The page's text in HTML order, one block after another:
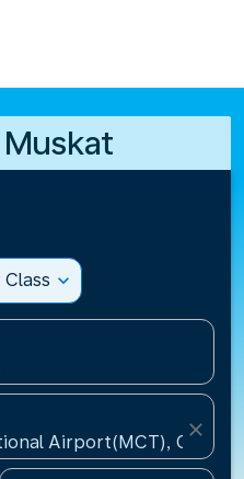
expand_more
Airport(MCT), Oman
close